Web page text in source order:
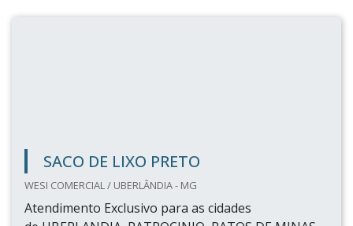
SACO DE LIXO PRETO
WESI COMERCIAL / UBERLÂNDIA - MG
Atendimento Exclusivo para as cidades